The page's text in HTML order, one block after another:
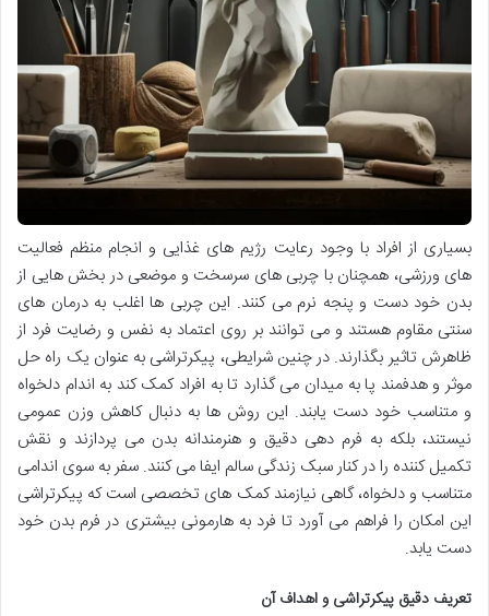
بسیاری از افراد با وجود رعایت رژیم های غذایی و انجام منظم فعالیت
های ورزشی، همچنان با چربی های سرسخت و موضعی در بخش هایی از
بدن خود دست و پنجه نرم می کنند. این چربی ها اغلب به درمان های
سنتی مقاوم هستند و می توانند بر روی اعتماد به نفس و رضایت فرد از
ظاهرش تاثیر بگذارند. در چنین شرایطی، پیکرتراشی به عنوان یک راه حل
موثر و هدفمند پا به میدان می گذارد تا به افراد کمک کند به اندام دلخواه
و متناسب خود دست یابند. این روش ها به دنبال کاهش وزن عمومی
نیستند، بلکه به فرم دهی دقیق و هنرمندانه بدن می پردازند و نقش
تکمیل کننده را در کنار سبک زندگی سالم ایفا می کنند. سفر به سوی اندامی
متناسب و دلخواه، گاهی نیازمند کمک های تخصصی است که پیکرتراشی
این امکان را فراهم می آورد تا فرد به هارمونی بیشتری در فرم بدن خود
دست یابد.
تعریف دقیق پیکرتراشی و اهداف آن